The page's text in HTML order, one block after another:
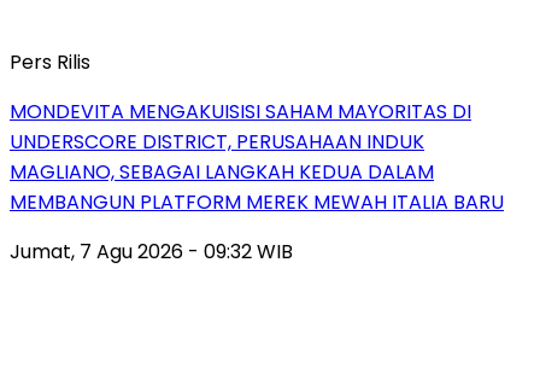
Pers Rilis
MONDEVITA MENGAKUISISI SAHAM MAYORITAS DI
UNDERSCORE DISTRICT, PERUSAHAAN INDUK
MAGLIANO, SEBAGAI LANGKAH KEDUA DALAM
MEMBANGUN PLATFORM MEREK MEWAH ITALIA BARU
Jumat, 7 Agu 2026 - 09:32 WIB